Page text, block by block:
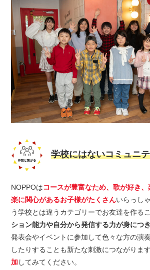
学校にはないコミュニ
NOPPOはコースが豊富なため、歌が好き
楽に関心があるお子様がたくさんいらっし
う学校とは違うカテゴリーでお友達を作る
ション能力や自分から発信する力が身につき
発表会やイベントに参加して色々な方の演
したりすることも新たな刺激につながりま
加 してみてください。